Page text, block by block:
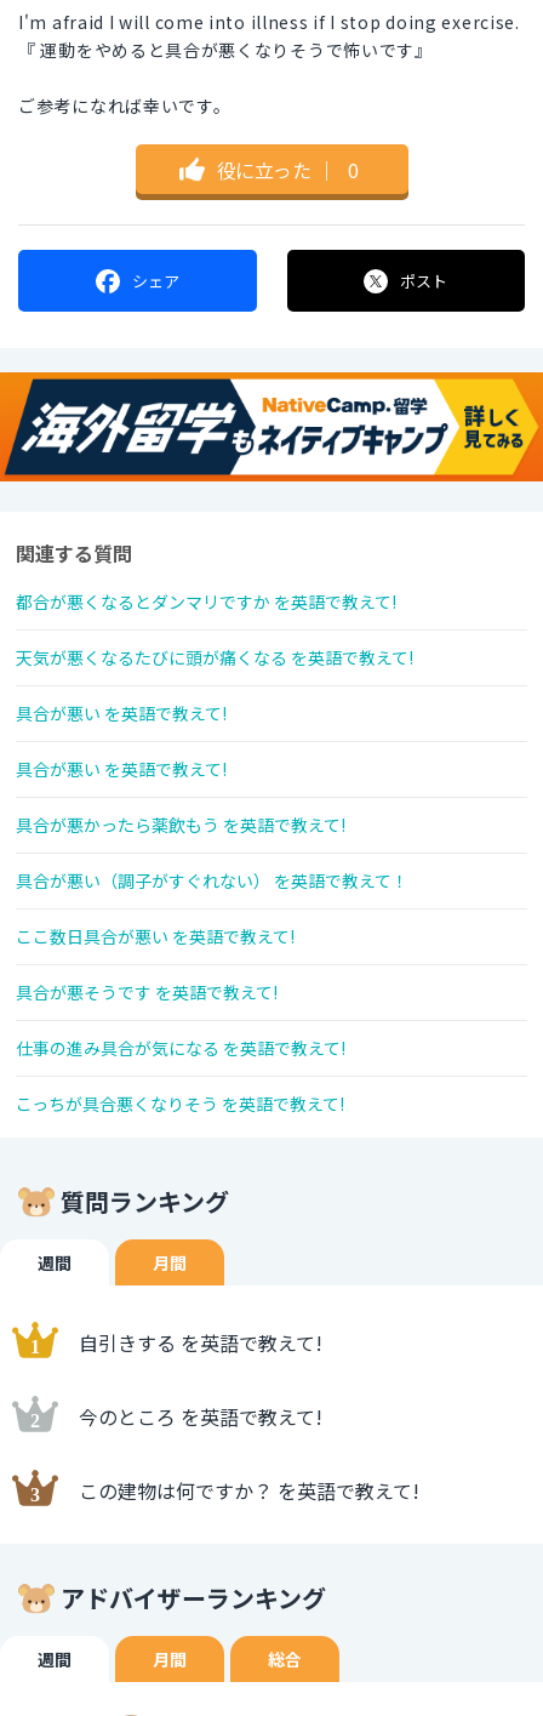
I'm afraid I will come into illness if I stop doing exercise.
『 運動をやめると具合が悪くなりそうで怖いです』
ご参考になれば幸いです。
役に立った ｜ 0
シェア ポスト
関連する質問
都合が悪くなるとダンマリですか を英語で教えて!
天気が悪くなるたびに頭が痛くなる を英語で教えて!
具合が悪い を英語で教えて!
具合が悪い を英語で教えて!
具合が悪かったら薬飲もう を英語で教えて!
具合が悪い（調子がすぐれない） を英語で教えて！
ここ数日具合が悪い を英語で教えて!
具合が悪そうです を英語で教えて!
仕事の進み具合が気になる を英語で教えて!
こっちが具合悪くなりそう を英語で教えて!
質問ランキング
週間 月間
自引きする を英語で教えて!
今のところ を英語で教えて!
この建物は何ですか？ を英語で教えて!
アドバイザーランキング
週間 月間 総合